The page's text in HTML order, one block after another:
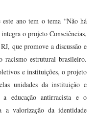
ano tem o tema “Não há
o projeto Consciências,
que promove a discussão e
racismo estrutural brasileiro.
e instituições, o projeto
unidades da instituição e
a educação antirracista e o
a valorização da identidade